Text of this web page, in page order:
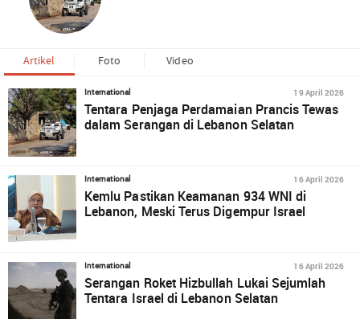
Artikel Foto Video
International 19 April 2026
Tentara Penjaga Perdamaian Prancis Tewas
dalam Serangan di Lebanon Selatan
International 16 April 2026
Kemlu Pastikan Keamanan 934 WNI di
Lebanon, Meski Terus Digempur Israel
International 16 April 2026
Serangan Roket Hizbullah Lukai Sejumlah
Tentara Israel di Lebanon Selatan